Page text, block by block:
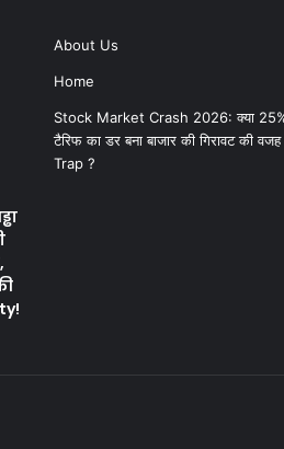
About Us
Home
Stock Market Crash 2026: क्या
टैरिफ का डर बना बाजार की गिरावट की वजह
Trap ?